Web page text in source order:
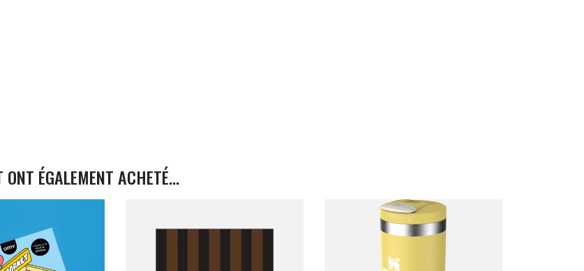
ÉGALEMENT ACHETÉ...